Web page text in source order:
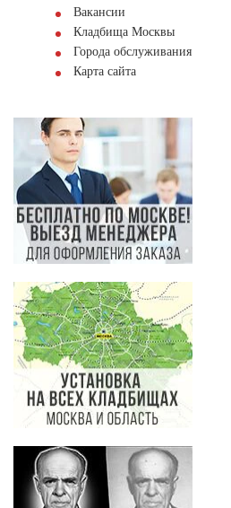
Вакансии
Кладбища Москвы
Города обслуживания
Карта сайта